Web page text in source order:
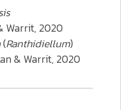
Warrit, 2020
(Ranthidiellum)
& Warrit, 2020